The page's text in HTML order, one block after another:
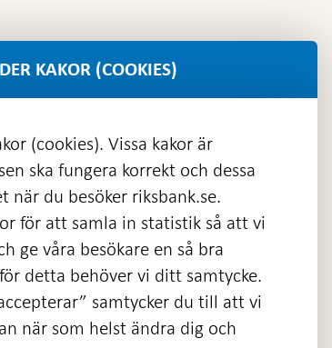
KAKOR (COOKIES)
(cookies). Vissa kakor är
ska fungera korrekt och dessa
du besöker riksbank.se.
för att samla in statistik så att vi
ge våra besökare en så bra
detta behöver vi ditt samtycke.
samtycker du till att vi
när som helst ändra dig och